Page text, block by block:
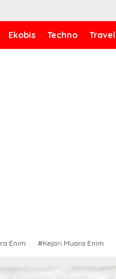
Ekobis Techno Travel
Enim #Kejari Muara Enim